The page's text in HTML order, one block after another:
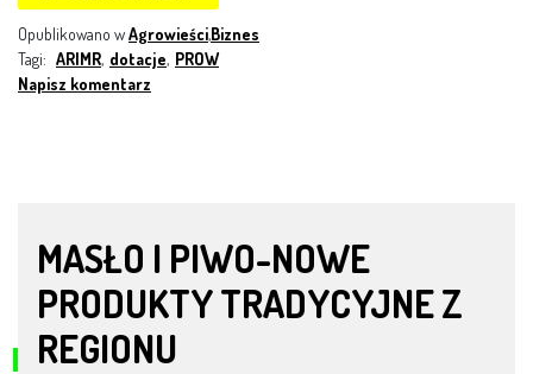
Opublikowano wAgrowieści,Biznes
Tagi: ARIMR, dotacje, PROW
Napisz komentarz
MASŁO I PIWO-NOWE
PRODUKTY TRADYCYJNE Z
REGIONU